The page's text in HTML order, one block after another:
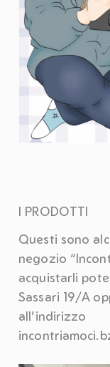
I PRODOTTI
Questi sono
negozio
acquistarli
Sassari 19/A
all’indirizzo